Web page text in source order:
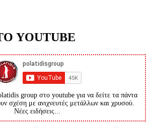
YOUTUBE
group στο youtube για να δείτε τα πάντα
σχέση με ανιχνευτές μετάλλων και χρυσού.
Νέες ειδήσεις...